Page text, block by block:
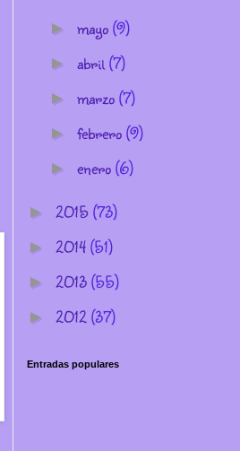
► mayo(9)
► abril(7)
► marzo(7)
► febrero(9)
► enero(6)
► 2015(73)
► 2014(51)
► 2013(55)
► 2012(37)
Entradas populares